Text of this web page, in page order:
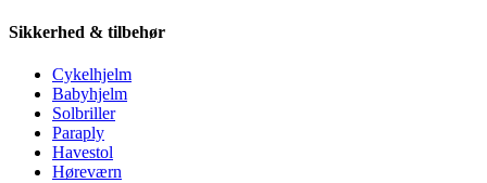
Sikkerhed & tilbehør
Cykelhjelm
Babyhjelm
Solbriller
Paraply
Havestol
Høreværn